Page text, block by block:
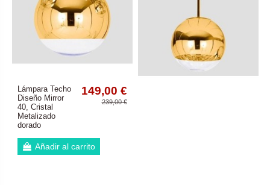
Lámpara Techo
Diseño Mirror
40, Cristal
Metalizado
dorado
149,00 €
239,00 €
Añadir al carrito